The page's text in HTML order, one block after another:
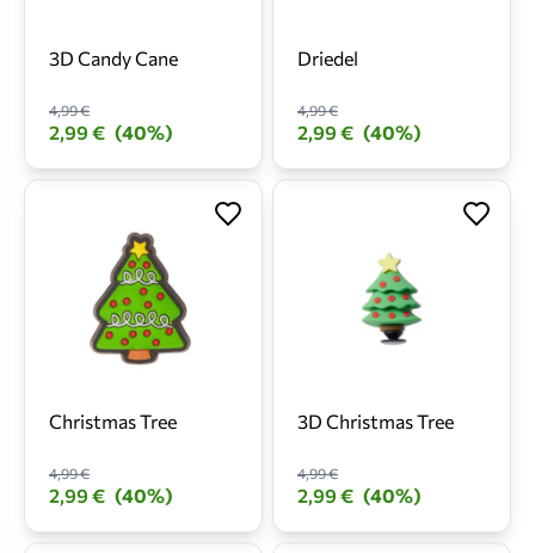
3D Candy Cane
4,99 €
2,99 € (40%)
Driedel
4,99 €
2,99 € (40%)
Christmas Tree
4,99 €
2,99 € (40%)
3D Christmas Tree
4,99 €
2,99 € (40%)